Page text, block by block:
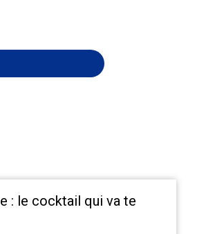
: le cocktail qui va te